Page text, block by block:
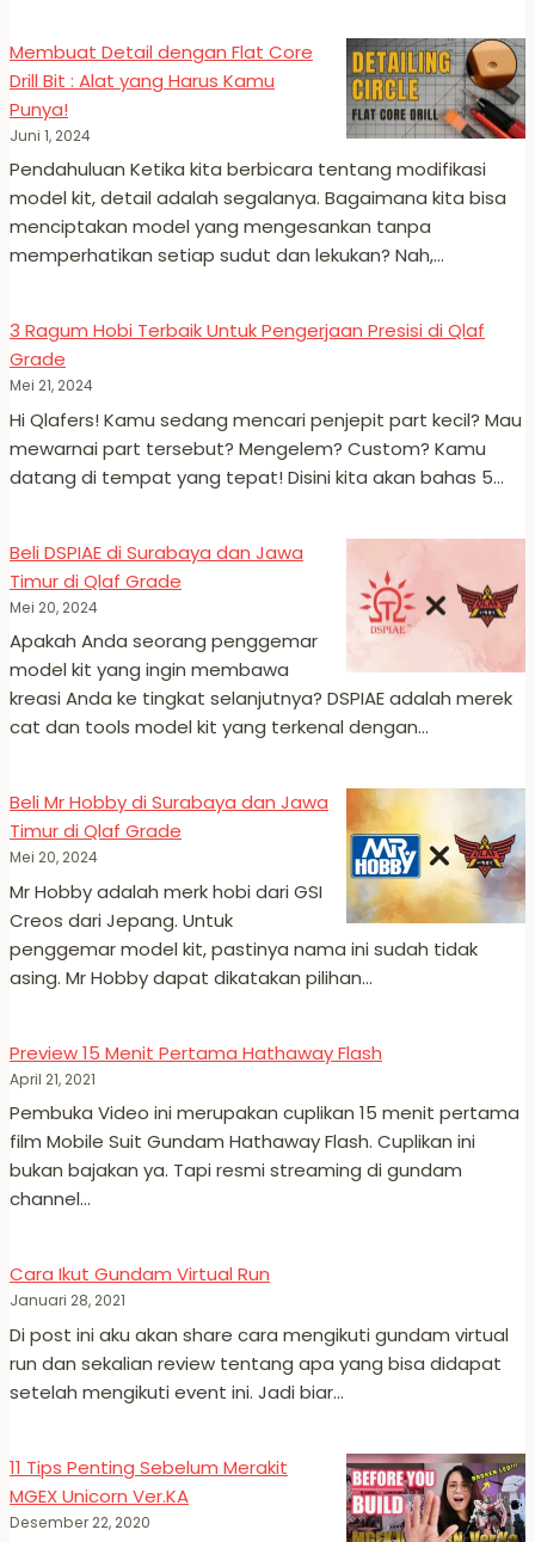
Membuat Detail dengan Flat Core
Drill Bit : Alat yang Harus Kamu
Punya!
Juni 1, 2024
Pendahuluan Ketika kita berbicara tentang modifikasi
model kit, detail adalah segalanya. Bagaimana kita bisa
menciptakan model yang mengesankan tanpa
memperhatikan setiap sudut dan lekukan? Nah,…
3 Ragum Hobi Terbaik Untuk Pengerjaan Presisi di Qlaf
Grade
Mei 21, 2024
Hi Qlafers! Kamu sedang mencari penjepit part kecil? Mau
mewarnai part tersebut? Mengelem? Custom? Kamu
datang di tempat yang tepat! Disini kita akan bahas 5…
Beli DSPIAE di Surabaya dan Jawa
Timur di Qlaf Grade
Mei 20, 2024
Apakah Anda seorang penggemar
model kit yang ingin membawa
kreasi Anda ke tingkat selanjutnya? DSPIAE adalah merek
cat dan tools model kit yang terkenal dengan…
Beli Mr Hobby di Surabaya dan Jawa
Timur di Qlaf Grade
Mei 20, 2024
Mr Hobby adalah merk hobi dari GSI
Creos dari Jepang. Untuk
penggemar model kit, pastinya nama ini sudah tidak
asing. Mr Hobby dapat dikatakan pilihan…
Preview 15 Menit Pertama Hathaway Flash
April 21, 2021
Pembuka Video ini merupakan cuplikan 15 menit pertama
film Mobile Suit Gundam Hathaway Flash. Cuplikan ini
bukan bajakan ya. Tapi resmi streaming di gundam
channel…
Cara Ikut Gundam Virtual Run
Januari 28, 2021
Di post ini aku akan share cara mengikuti gundam virtual
run dan sekalian review tentang apa yang bisa didapat
setelah mengikuti event ini. Jadi biar…
11 Tips Penting Sebelum Merakit
MGEX Unicorn Ver.KA
Desember 22, 2020